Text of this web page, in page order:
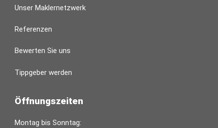
Unser Maklernetzwerk
Referenzen
Bewerten Sie uns
Tippgeber werden
Öffnungszeiten
Montag bis Sonntag: